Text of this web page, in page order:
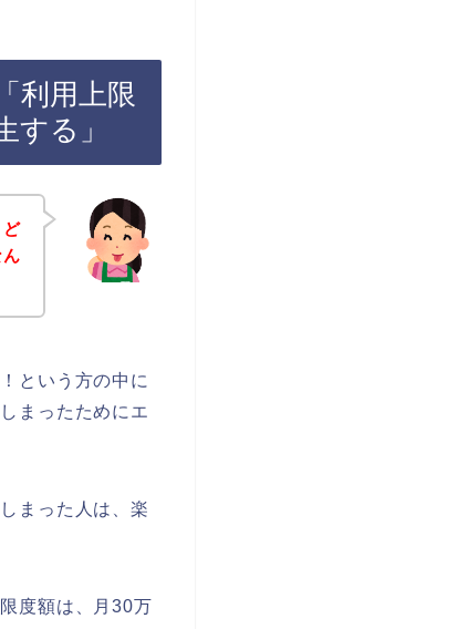
利用上限
る」
ど
という方の中に
まったためにエ
まった人は、楽
度額は、月30万